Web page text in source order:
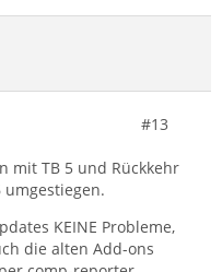
#13
mit TB 5 und Rückkehr
umgestiegen.
KEINE Probleme,
die alten Add-ons